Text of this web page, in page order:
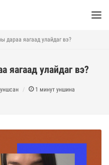
дараа яагаад улайдаг вэ?
яагаад улайдаг вэ?
уншсан 1 минут уншина